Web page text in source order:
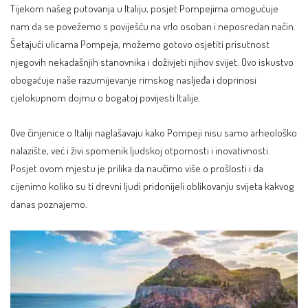
Tijekom našeg putovanja u Italiju, posjet Pompejima omogućuje
nam da se povežemo s poviješću na vrlo osoban i neposredan način.
Šetajući ulicama Pompeja, možemo gotovo osjetiti prisutnost
njegovih nekadašnjih stanovnika i doživjeti njihov svijet. Ovo iskustvo
obogaćuje naše razumijevanje rimskog nasljeđa i doprinosi
cjelokupnom dojmu o bogatoj povijesti Italije.
Ove činjenice o Italiji naglašavaju kako Pompeji nisu samo arheološko
nalazište, već i živi spomenik ljudskoj otpornosti i inovativnosti.
Posjet ovom mjestu je prilika da naučimo više o prošlosti i da
cijenimo koliko su ti drevni ljudi pridonijeli oblikovanju svijeta kakvog
danas poznajemo.